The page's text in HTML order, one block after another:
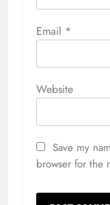
Email *
Website
Save my
browser for the